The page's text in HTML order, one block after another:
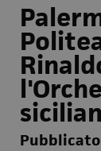
Pubblicato